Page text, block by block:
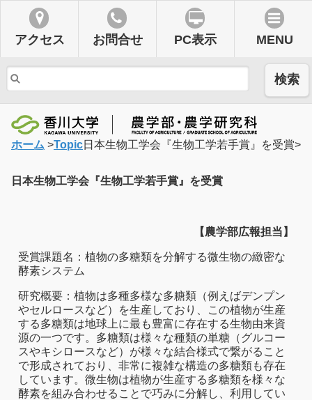
アクセス お問合せ PC表示 MENU
検索
ホーム >Topic >
日本生物工学会『生物工学若手賞』を受賞
日本生物工学会『生物工学若手賞』を受賞
【農学部広報担当】
受賞課題名：植物の多糖類を分解する微生物の緻密な
酵素システム
研究概要：植物は多種多様な多糖類（例えばデンプン
やセルロースなど）を生産しており、この植物が生産
する多糖類は地球上に最も豊富に存在する生物由来資
源の一つです。多糖類は様々な種類の単糖（グルコー
スやキシロースなど）が様々な結合様式で繋がること
で形成されており、非常に複雑な構造の多糖類も存在
しています。微生物は植物が生産する多糖類を様々な
酵素を組み合わせることで巧みに分解し、利用してい